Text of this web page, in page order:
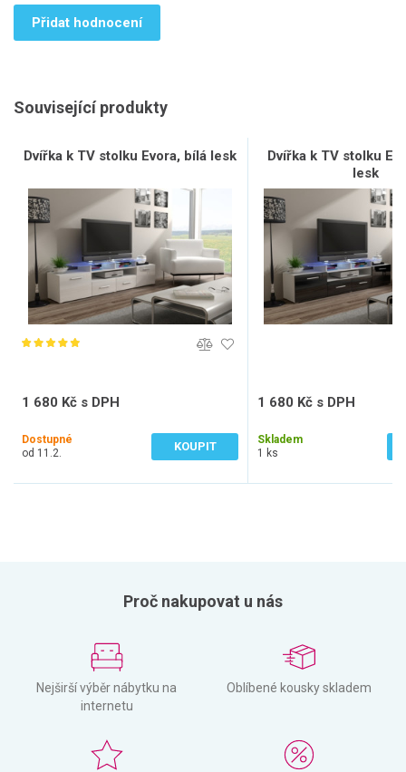
Přidat hodnocení
Související produkty
Dvířka k TV stolku Evora, bílá lesk
1 680 Kč s DPH
Dostupné
od 11.2.
KOUPIT
Dvířka k TV stolku
lesk
1 680 Kč s DPH
Skladem
1 ks
Proč nakupovat u nás
Nejširší výběr nábytku na
internetu
Oblíbené kousky skladem